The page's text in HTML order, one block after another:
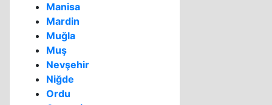
Manisa
Mardin
Muğla
Muş
Nevşehir
Niğde
Ordu